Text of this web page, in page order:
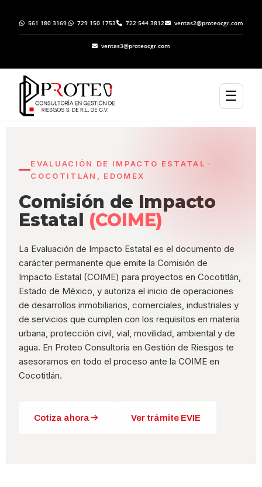
561 180 3169 729 150 1753 722 544 3812 ventas2@proteocgr.com
ventas3@proteocgr.com
☰
EVALUACIÓN DE IMPACTO ESTATAL ·
COCOTITLÁN, EDOMEX
Comisión de Impacto
Estatal (COIME)
La Evaluación de Impacto Estatal es el documento de
carácter permanente que emite la Comisión de
Impacto Estatal (COIME) para proyectos en Cocotitlán,
Estado de México, y autoriza el inicio de operaciones
de desarrollos inmobiliarios, comerciales, industriales y
de servicios que cumplen con los requisitos en materia
urbana, protección civil, vial, movilidad, ambiental y de
agua. En Proteo Consultoría en Gestión de Riesgos te
asesoramos en todo el proceso ante la COIME en
Cocotitlán.
Cotiza ahora Ver trámite EVIE